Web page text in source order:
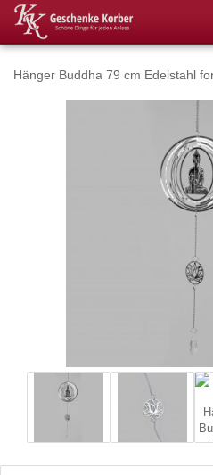
Hänger Buddha 79 cm Edelstahl